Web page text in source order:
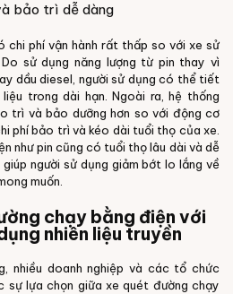
bảo trì dễ dàng
chi phí vận hành rất thấp so với xe sử
sử dụng năng lượng từ pin thay vì
dầu diesel, người sử dụng có thể tiết
trong dài hạn. Ngoài ra, hệ thống
trì và bảo dưỡng hơn so với động cơ
phí bảo trì và kéo dài tuổi thọ của xe.
như pin cũng có tuổi thọ lâu dài và dễ
người sử dụng giảm bớt lo lắng về
muốn.
chạy bằng điện với
nhiên liệu truyền
nhiều doanh nghiệp và các tổ chức
sự lựa chọn giữa xe quét đường chạy